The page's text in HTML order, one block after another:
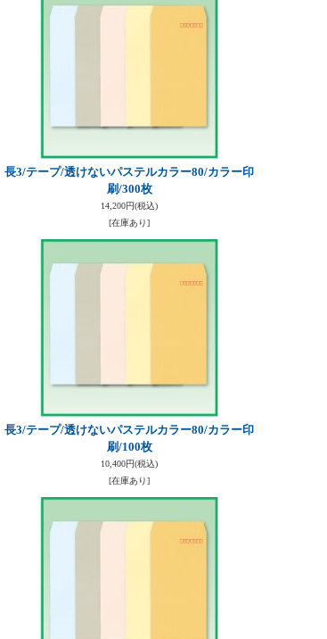
長3/テープ/透けないパステルカラー80/カラー印
刷/300枚
14,200円(税込)
[在庫あり]
長3/テープ/透けないパステルカラー80/カラー印
刷/100枚
10,400円(税込)
[在庫あり]